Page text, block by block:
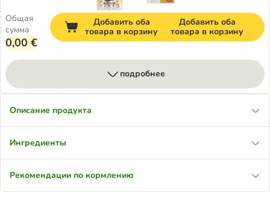
Общая
сумма
0,00 €
Добавить оба
товара в корзину
Добавить оба
товара в корзину
подробнее
Описание продукта
Ингредиенты
Рекомендации по кормлению